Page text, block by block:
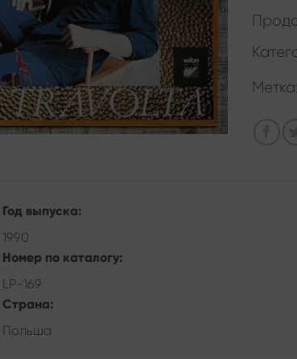
Год выпуска:
1990
Номер по каталогу:
LP-169
Страна:
Польша